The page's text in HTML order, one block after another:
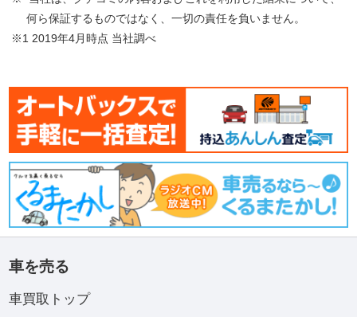
何ら保証するものではなく、一切の責任を負いません。
※1 2019年4月時点 当社調べ
車を売る
車買取トップ